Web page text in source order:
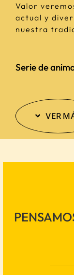
Valor
actual y
nuestra
Serie de
VER